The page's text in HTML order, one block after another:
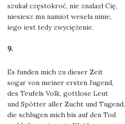
szukał częstokroć, nie znalazł Cię,
niesiesz mu namiot wesela ninie,
iego iest tedy zwyciężenie.
9.
Es funden mich zu dieser Zeit
sogar von meiner ersten Jugend,
des Teufels Volk, gottlose Leut
und Spötter aller Zucht und Tugend,
die schlugen mich bis auf den Tod